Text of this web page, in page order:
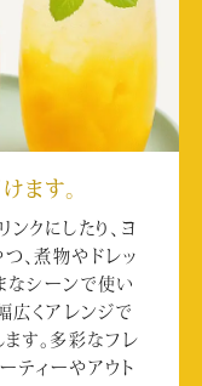
ます。
クにしたり、ヨ
、煮物やドレッ
なシーンで使い
広くアレンジで
す。多彩なフレ
ティーやアウト